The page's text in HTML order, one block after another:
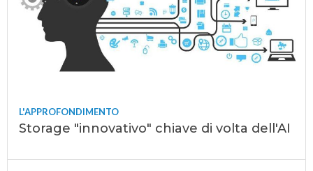
L'APPROFONDIMENTO
Storage "innovativo" chiave di volta dell'AI